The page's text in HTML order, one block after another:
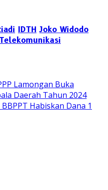
IDTH Joko Widodo
Telekomunikasi
Lamongan Buka
Daerah Tahun 2024
Habiskan Dana 1